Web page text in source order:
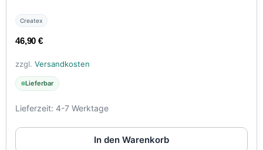
Createx
46,90€
zzgl. Versandkosten
Lieferbar
Lieferzeit: 4-7 Werktage
In den Warenkorb